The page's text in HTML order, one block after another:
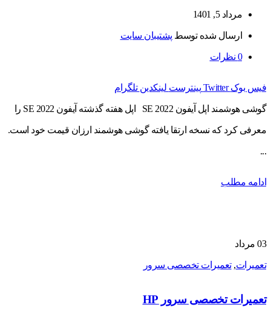
مرداد 5, 1401
ارسال شده توسط پشتیبان سایت
0 نظرات
فیس بوک Twitter پینترست لینکدین تلگرام
گوشی هوشمند اپل آیفون SE 2022 اپل هفته گذشته آیفون SE 2022 را
معرفی کرد که نسخه ارتقا یافته گوشی هوشمند ارزان قیمت خود است.
...
ادامه مطلب
03 مرداد
تعمیرات,تعمیرات تخصصی سرور
تعمیرات تخصصی سرور HP